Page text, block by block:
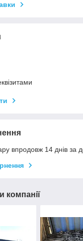
впродовж 14 днів за
компанії